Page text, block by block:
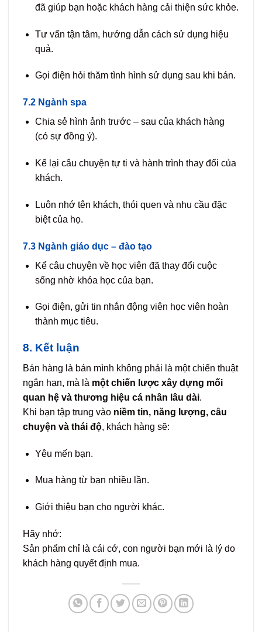
đã giúp bạn hoặc khách hàng cải thiện sức khỏe.
Tư vấn tận tâm, hướng dẫn cách sử dụng hiệu
quả.
Gọi điện hỏi thăm tình hình sử dụng sau khi bán.
7.2 Ngành spa
Chia sẻ hình ảnh trước – sau của khách hàng
(có sự đồng ý).
Kể lại câu chuyện tự ti và hành trình thay đổi của
khách.
Luôn nhớ tên khách, thói quen và nhu cầu đặc
biệt của họ.
7.3 Ngành giáo dục – đào tạo
Kể câu chuyện về học viên đã thay đổi cuộc
sống nhờ khóa học của bạn.
Gọi điện, gửi tin nhắn động viên học viên hoàn
thành mục tiêu.
8. Kết luận
Bán hàng là bán mình không phải là một chiến thuật
ngắn hạn, mà là một chiến lược xây dựng mối
quan hệ và thương hiệu cá nhân lâu dài.
Khi bạn tập trung vào niềm tin, năng lượng, câu
chuyện và thái độ, khách hàng sẽ:
Yêu mến bạn.
Mua hàng từ bạn nhiều lần.
Giới thiệu bạn cho người khác.
Hãy nhớ:
Sản phẩm chỉ là cái cớ, con người bạn mới là lý do
khách hàng quyết định mua.